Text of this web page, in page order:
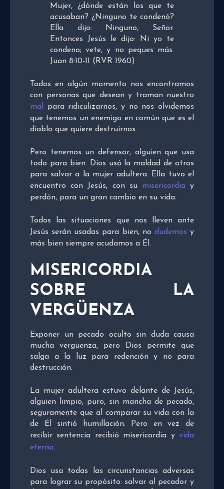
Mujer, ¿dónde están los que te
acusaban? ¿Ninguno te condenó?
Ella dijo: Ninguno, Señor.
Entonces Jesús le dijo: Ni yo te
condeno; vete, y no peques más.
Juan 8:10-11 (RVR 1960)
Todos en algún momento nos encontramos
con personas que desean y traman nuestro
mal para ridiculizarnos, y no nos olvidemos
que tenemos un enemigo en común que es el
diablo que quiere destruirnos.
Pero tenemos un defensor, alguien que usa
todo para bien. Dios usó la maldad de otros
para salvar a la mujer adultera. Ella tuvo el
encuentro con Jesús, con su misericordiay
perdón, para un gran cambio en su vida.
Todos las situaciones que nos lleven ante
Jesús serán usadas para bien, no dudemosy
más bien siempre acudamos a Él.
MISERICORDIA
SOBRE LA
VERGÜENZA
Exponer un pecado oculto sin duda causa
mucha vergüenza, pero Dios permite que
salga a la luz para redención y no para
destrucción.
La mujer adultera estuvo delante de Jesús,
alguien limpio, puro, sin mancha de pecado,
seguramente que al comparar su vida con la
de Él sintió humillación. Pero en vez de
recibir sentencia recibió misericordia y vida
eterna.
Dios usa todas las circunstancias adversas
para lograr su propósito: salvar al pecador y